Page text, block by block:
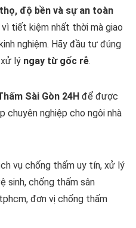
độ bền và sự an toàn
tiết kiệm nhất thời mà giao
nghiệm. Hãy đầu tư đúng
lý ngay từ gốc rễ.
Sài Gòn 24H để được
chuyên nghiệp cho ngôi nhà
vụ chống thấm uy tín, xử lý
sinh, chống thấm sân
đơn vị chống thấm